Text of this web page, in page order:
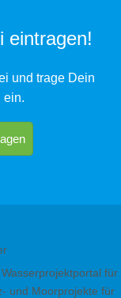
eintragen!
und trage Dein
ein.
für
und Moorprojekte für